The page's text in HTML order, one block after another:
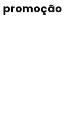
promoção